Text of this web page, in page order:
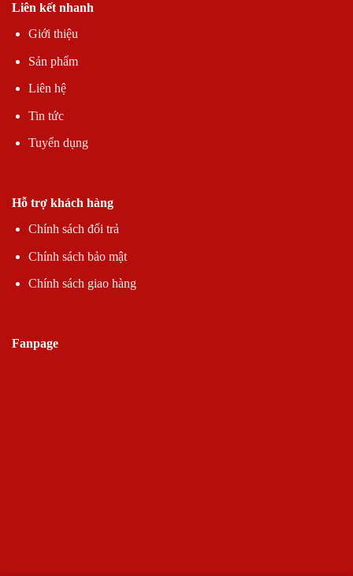
Liên kết nhanh
Giới thiệu
Sản phẩm
Liên hệ
Tin tức
Tuyển dụng
Hỗ trợ khách hàng
Chính sách đổi trả
Chính sách bảo mật
Chính sách giao hàng
Fanpage